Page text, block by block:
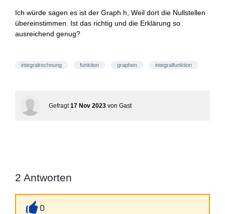
Ich würde sagen es ist der Graph h, Weil dort die Nullstellen
übereinstimmen. Ist das richtig und die Erklärung so
ausreichend genug?
integralrechnung funktion graphen integralfunktion
Gefragt 17 Nov 2023 von Gast
2 Antworten
0